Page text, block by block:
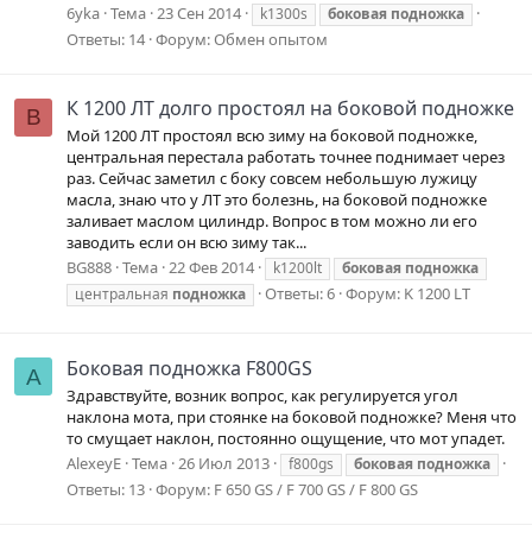
6yka Тема 23 Сен 2014 k1300s боковая подножка
Ответы: 14 Форум:Обмен опытом
B К 1200 ЛТ долго простоял на боковой подножке
Мой 1200 ЛТ простоял всю зиму на боковой подножке,
центральная перестала работать точнее поднимает через
раз. Сейчас заметил с боку совсем небольшую лужицу
масла, знаю что у ЛТ это болезнь, на боковой подножке
заливает маслом цилиндр. Вопрос в том можно ли его
заводить если он всю зиму так...
BG888 Тема 22 Фев 2014 k1200lt боковая подножка
центральная подножка Ответы: 6 Форум: K 1200 LT
A Боковая подножка F800GS
Здравствуйте, возник вопрос, как регулируется угол
наклона мота, при стоянке на боковой подножке? Меня что
то смущает наклон, постоянно ощущение, что мот упадет.
AlexeyE Тема 26 Июл 2013 f800gs боковая подножка
Ответы: 13 Форум: F 650 GS / F 700 GS / F 800 GS